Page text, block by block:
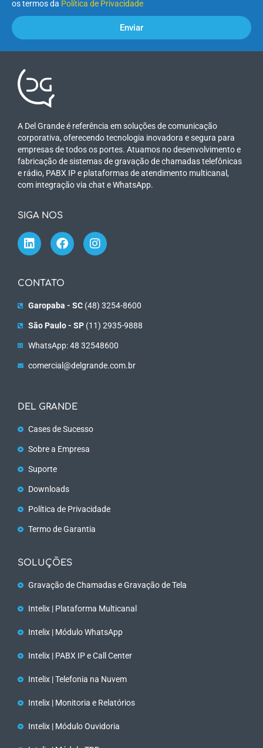
os termos da Política de Privacidade
Enviar
A Del Grande é referência em soluções de comunicação
corporativa, oferecendo tecnologia inovadora e segura para
empresas de todos os portes. Atuamos no desenvolvimento e
fabricação de sistemas de gravação de chamadas telefônicas
e rádio, PABX IP e plataformas de atendimento multicanal,
com integração via chat e WhatsApp.
SIGA NOS
CONTATO
Garopaba - SC(48) 3254-8600
São Paulo - SP(11) 2935-9888
WhatsApp: 48 32548600
comercial@delgrande.com.br
DEL GRANDE
Cases de Sucesso
Sobre a Empresa
Suporte
Downloads
Política de Privacidade
Termo de Garantia
SOLUÇÕES
Gravação de Chamadas e Gravação de Tela
Intelix | Plataforma Multicanal
Intelix | Módulo WhatsApp
Intelix | PABX IP e Call Center
Intelix | Telefonia na Nuvem
Intelix | Monitoria e Relatórios
Intelix | Módulo Ouvidoria